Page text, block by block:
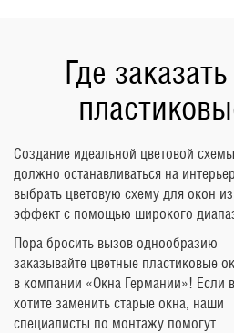
Где
Создание идеальной цветовой
должно останавливаться на
выбрать цветовую схему для окон
эффект с помощью широкого
Пора бросить вызов однообразию —
заказывайте цветные пластиковые
в компании «Окна Германии»! Если
хотите заменить старые окна, наши
специалисты по монтажу помогут